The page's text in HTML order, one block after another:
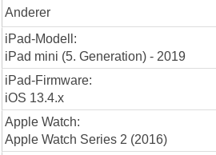
Anderer
iPad-Modell:
iPad mini (5. Generation) - 2019
iPad-Firmware:
iOS 13.4.x
Apple Watch:
Apple Watch Series 2 (2016)